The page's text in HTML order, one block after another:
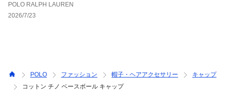
POLO RALPH LAUREN
2026/7/23
POLO ファッション 帽子・ヘアアクセサリー
キャップ
コットン チノ ベースボール キャップ